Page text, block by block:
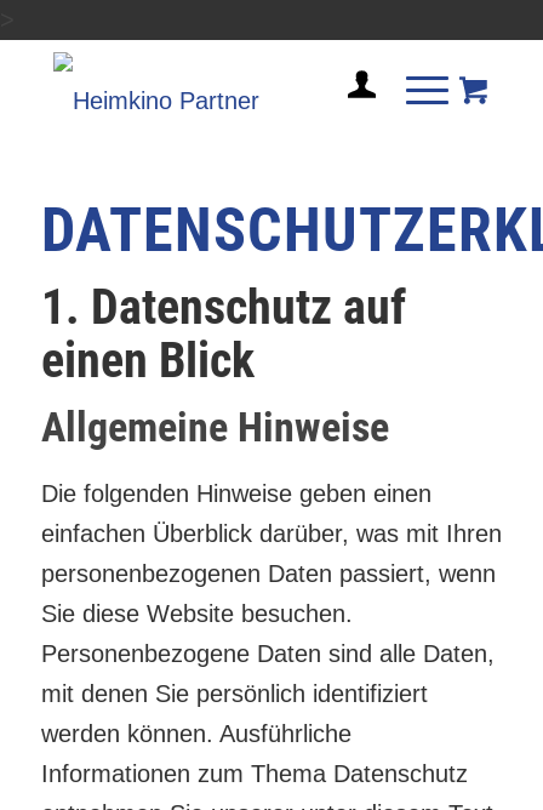
1. Datenschutz auf
einen Blick
Allgemeine Hinweise
Die folgenden Hinweise geben einen
einfachen Überblick darüber, was mit Ihren
personenbezogenen Daten passiert, wenn
Sie diese Website besuchen.
Personenbezogene Daten sind alle Daten,
mit denen Sie persönlich identifiziert
werden können. Ausführliche
Informationen zum Thema Datenschutz